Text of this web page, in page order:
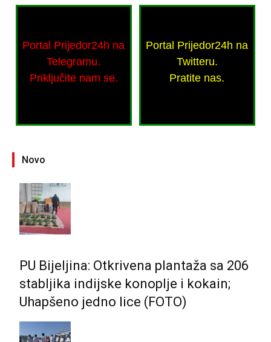
Portal Prijedor24h na
Telegramu.
Priključite nam se.
Portal Prijedor24h na
Twitteru.
Pratite nas.
Novo
PU Bijeljina: Otkrivena plantaža sa 206
stabljika indijske konoplje i kokain;
Uhapšeno jedno lice (FOTO)